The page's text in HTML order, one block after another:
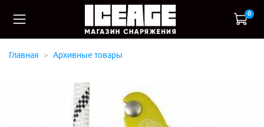
0
Главная Архивные товары